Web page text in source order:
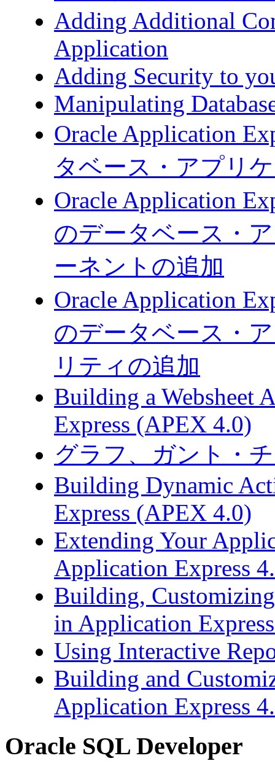
Adding Additional
Application
Adding Security to
Manipulating
Oracle Application
タベース・アプリ
Oracle Application
のデータベース・
ーネントの追加
Oracle Application
のデータベース・
リティの追加
Building a Websheet
Express (APEX 4.0)
グラフ、ガント・
Building Dynamic
Express (APEX 4.0)
Extending Your
Application Express
Building,
in Application
Using Interactive
Building and
Application Express
Oracle SQL Developer